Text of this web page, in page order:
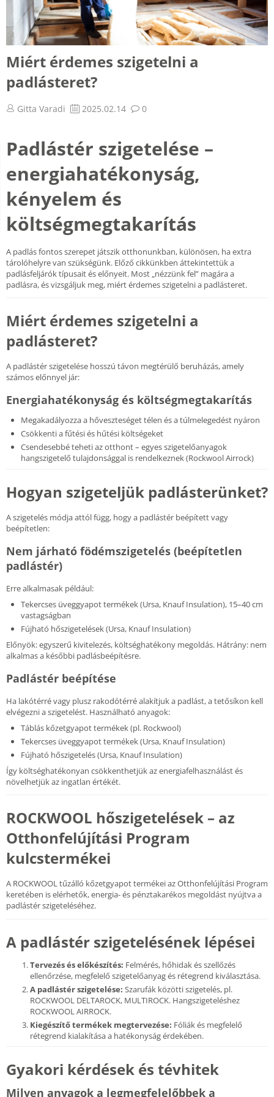
Miért érdemes szigetelni a
padlásteret?
Gitta Varadi 2025.02.14 0
Padlástér szigetelése –
energiahatékonyság,
kényelem és
költségmegtakarítás
A padlás fontos szerepet játszik otthonunkban, különösen, ha extra
tárolóhelyre van szükségünk. Előző cikkünkben áttekintettük a
padlásfeljárók típusait és előnyeit. Most „nézzünk fel” magára a
padlásra, és vizsgáljuk meg, miért érdemes szigetelni a padlásteret.
Miért érdemes szigetelni a
padlásteret?
A padlástér szigetelése hosszú távon megtérülő beruházás, amely
számos előnnyel jár:
Energiahatékonyság és költségmegtakarítás
Megakadályozza a hőveszteséget télen és a túlmelegedést nyáron
Csökkenti a fűtési és hűtési költségeket
Csendesebbé teheti az otthont – egyes szigetelőanyagok
hangszigetelő tulajdonsággal is rendelkeznek (Rockwool Airrock)
Hogyan szigeteljük padlásterünket?
A szigetelés módja attól függ, hogy a padlástér beépített vagy
beépítetlen:
Nem járható födémszigetelés (beépítetlen
padlástér)
Erre alkalmasak például:
Tekercses üveggyapot termékek (Ursa, Knauf Insulation), 15–40 cm
vastagságban
Fújható hőszigetelések (Ursa, Knauf Insulation)
Előnyök: egyszerű kivitelezés, költséghatékony megoldás. Hátrány: nem
alkalmas a későbbi padlásbeépítésre.
Padlástér beépítése
Ha lakótérré vagy plusz rakodótérré alakítjuk a padlást, a tetősíkon kell
elvégezni a szigetelést. Használható anyagok:
Táblás kőzetgyapot termékek (pl. Rockwool)
Tekercses üveggyapot termékek (Ursa, Knauf Insulation)
Fújható hőszigetelés (Ursa, Knauf Insulation)
Így költséghatékonyan csökkenthetjük az energiafelhasználást és
növelhetjük az ingatlan értékét.
ROCKWOOL hőszigetelések – az
Otthonfelújítási Program
kulcstermékei
A ROCKWOOL tűzálló kőzetgyapot termékei az Otthonfelújítási Program
keretében is elérhetők, energia- és pénztakarékos megoldást nyújtva a
padlástér szigeteléséhez.
A padlástér szigetelésének lépései
Tervezés és előkészítés: Felmérés, hőhidak és szellőzés
ellenőrzése, megfelelő szigetelőanyag és rétegrend kiválasztása.
A padlástér szigetelése: Szarufák közötti szigetelés, pl.
ROCKWOOL DELTAROCK, MULTIROCK. Hangszigeteléshez
ROCKWOOL AIRROCK.
Kiegészítő termékek megtervezése: Fóliák és megfelelő
rétegrend kialakítása a hatékonyság érdekében.
Gyakori kérdések és tévhitek
Milyen anyagok a legmegfelelőbbek a